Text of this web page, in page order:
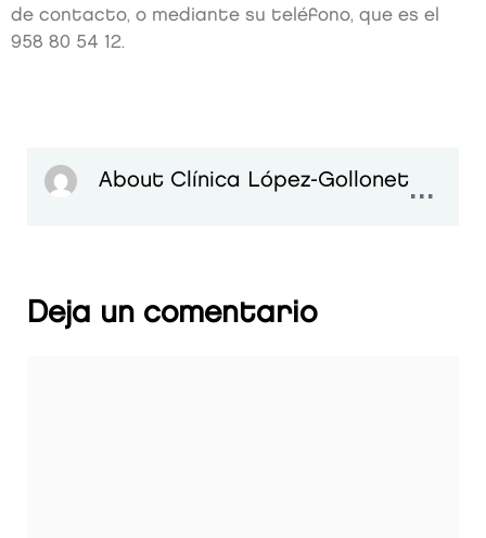
de contacto, o mediante su teléfono, que es el
958 80 54 12.
About Clínica López-Gollonet...
Deja un comentario